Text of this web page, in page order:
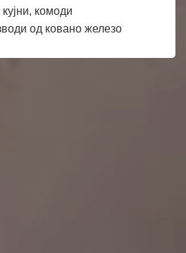
комоди
од ковано железо